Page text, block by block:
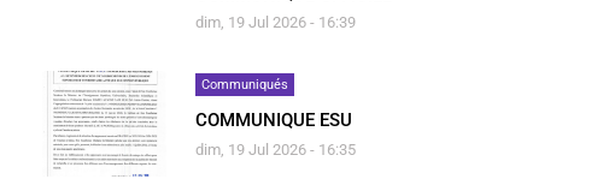
dim, 19 Jul 2026 - 16:39
Communiqués
COMMUNIQUE ESU
dim, 19 Jul 2026 - 16:35